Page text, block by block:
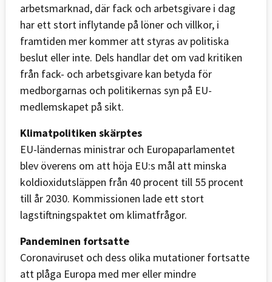
arbetsmarknad, där fack och arbetsgivare i dag
har ett stort inflytande på löner och villkor, i
framtiden mer kommer att styras av politiska
beslut eller inte. Dels handlar det om vad kritiken
från fack- och arbetsgivare kan betyda för
medborgarnas och politikernas syn på EU-
medlemskapet på sikt.
Klimatpolitiken skärptes
EU-ländernas ministrar och Europaparlamentet
blev överens om att höja EU:s mål att minska
koldioxidutsläppen från 40 procent till 55 procent
till år 2030. Kommissionen lade ett stort
lagstiftningspaktet om klimatfrågor.
Pandeminen fortsatte
Coronaviruset och dess olika mutationer fortsatte
att plåga Europa med mer eller mindre